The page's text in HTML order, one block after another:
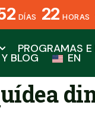
DÍAS 22 HORAS
PROGRAMAS
BLOG EN